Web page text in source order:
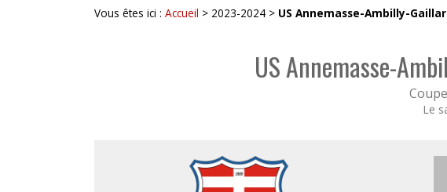
Vous êtes ici : Accueil > 2023-2024 > US Annemasse-Ambilly-
US Annemasse-
Le